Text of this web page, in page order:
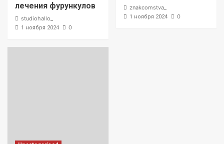
лечения фурункулов
studiohallo_
1 ноября 2024 0
znakcomstva_
1 ноября 2024 0